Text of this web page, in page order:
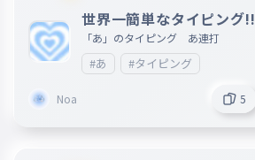
056 づ
づ
で
世界一簡単なタイピング!!
「あ」のタイピング あ連打
#あ #タイピング
Noa 5